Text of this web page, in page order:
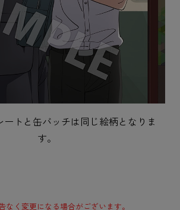
トと缶バッチは同じ絵柄となりま
す。
く変更になる場合がございます。